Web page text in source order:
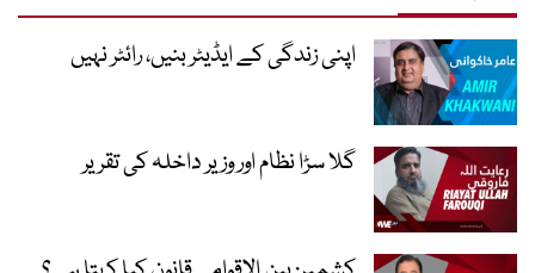
اپنی زندگی کے ایڈیٹر بنیں، رائٹر نہیں
گلا سڑا نظام اور وزیر داخلہ کی تقریر